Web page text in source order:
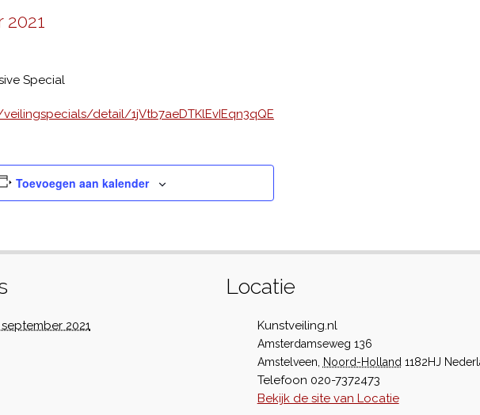
Special
detail/1jVtb7aeDTKlEvIEqn3qQE
Toevoegen aan kalender
september 2021
Locatie
Kunstveiling.nl
Amsterdamseweg 136
Amstelveen
Noord-Holland 1182HJ
Telefoon 020-7372473
Bekijk de site van Locatie